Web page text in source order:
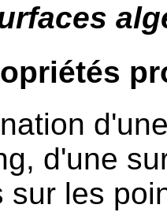
d'une
sur les